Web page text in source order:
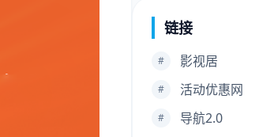
链接
# 影视居
# 活动优惠网
# 导航2.0